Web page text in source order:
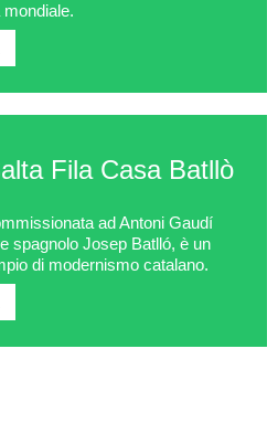
mondiale.
Fila Casa Batllò
ad Antoni Gaudí
spagnolo Josep Batlló, è un
di modernismo catalano.